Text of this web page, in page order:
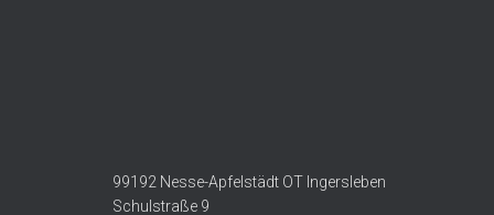
99192 Nesse-Apfelstädt OT Ingersleben
Schulstraße 9